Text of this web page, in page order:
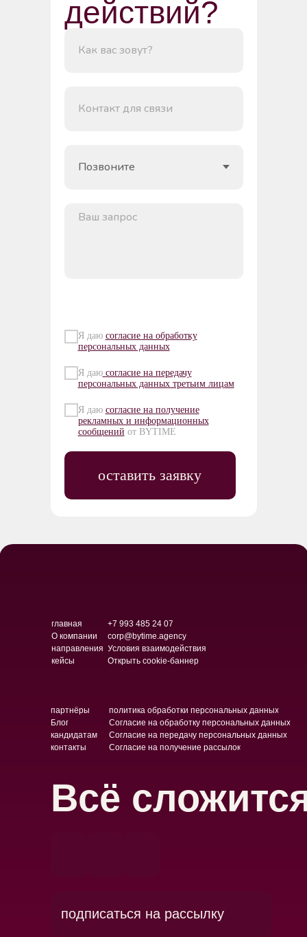
действий?
Я даю согласие на обработку
персональных данных
Я даюсогласие на передачу
персональных данных третьим лицам
Я даю согласие на получение
рекламных и информационных
сообщений от BYTIME
оставить заявку
Всё
подписаться на рассылку
главная
О компании
направления
кейсы
+7 993 485 24 07
corp@bytime.agency
Условия взаимодействия
Открыть cookie-баннер
партнёры
Блог
кандидатам
контакты
политика обработки персональных данных
Согласие на обработку персональных данных
Согласие на передачу персональных данных
Согласие на получение рассылок